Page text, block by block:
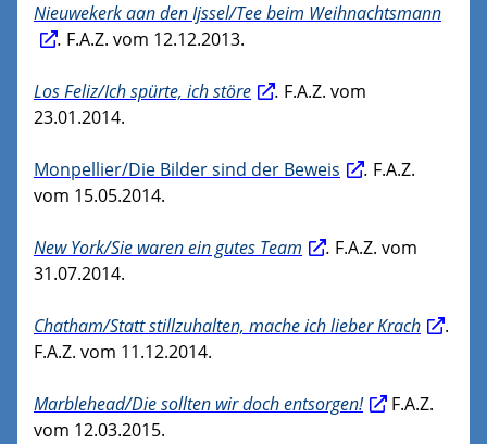
Nieuwekerk aan den Ijssel/Tee beim Weihnachtsmann
. F.A.Z. vom 12.12.2013.
Los Feliz/Ich spürte, ich störe . F.A.Z. vom
23.01.2014.
Monpellier/Die Bilder sind der Beweis . F.A.Z.
vom 15.05.2014.
New York/Sie waren ein gutes Team . F.A.Z. vom
31.07.2014.
Chatham/Statt stillzuhalten, mache ich lieber Krach
.
F.A.Z. vom 11.12.2014.
Marblehead/Die sollten wir doch entsorgen!
F.A.Z.
vom 12.03.2015.